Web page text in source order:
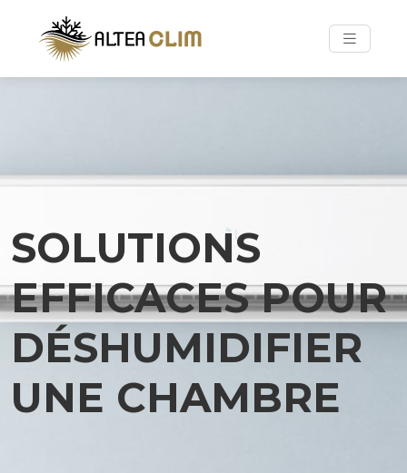
SOLUTIONS
EFFICACES POUR
DÉSHUMIDIFIER
UNE CHAMBRE